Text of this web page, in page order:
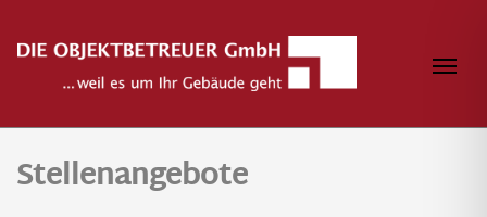
Stellenangebote